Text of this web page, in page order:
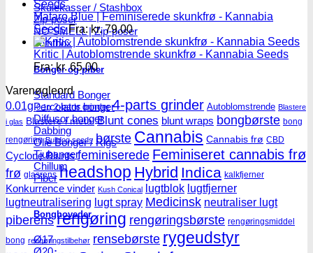
Skulekasser / Stashbox
Zip-poser
NO SMELL | Zip-poser
Jointbox
Bonger og piber
Standard Bonger
Percolator bonger
Diffusor bonger
Dabbing
Olie Bonger / Rigs
Tjubanger
Chillum
Piber
Bonghoveder
Ø17
Mataro Blue | Feminiserede skunkfrø - Kannabia
Seeds Fra:kr.79.00
Kritic | Autoblomstrende skunkfrø - Kannabia Seeds
Fra:kr.65.00
Varenøgleord
0.01g 0.1g 2-parts grinder 4-parts grinder Autoblomstrende Blastere
i glas Blastere i metal Blunt cones blunt wraps bongbørste bong
rengøring Bulldog seeds børste Cannabis Cannabis frø CBD
Cyclone Blunts feminiserede Feminiseret cannabis frø
frø glasrens headshop Hybrid Indica kalkfjerner
Konkurrence vinder Kush Conical lugtblok lugtfjerner
lugtneutralisering lugt spray Medicinsk neutraliser lugt
piberens rengøring rengøringsbørste rengøringsmiddel
bong rengøringstilbehør rensebørste rygeudstyr